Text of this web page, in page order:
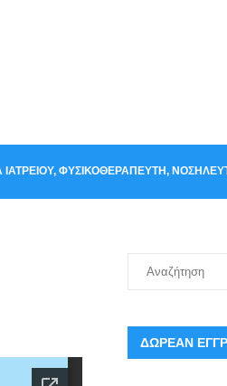
ΙΑΤΡΕΊΟΥ, ΦΥΣΙΚΟΘΕΡΑΠΕΥΤΉ,
ΔΩΡΕΑΝ